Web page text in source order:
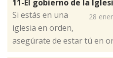
11-El gobierno de la
28
Si estás en una
iglesia en orden,
asegúrate de estar tú en